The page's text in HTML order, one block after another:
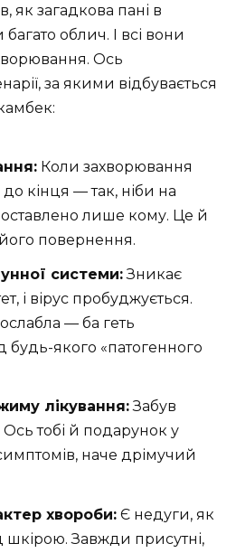
загадкова пані в
облич. І всі вони
Ось
за якими відбувається
Коли захворювання
кінця — так, ніби на
лише кому. Це й
повернення.
системи:Зникає
і вірус пробуджується.
— ба геть
будь-якого «патогенного
лікування:Забув
тобі й подарунок у
наче дрімучий
хвороби: Є недуги, як
шкірою. Завжди присутні,